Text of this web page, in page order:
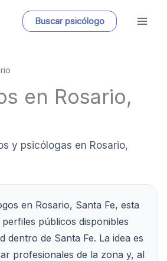
Buscar psicólogo
en Rosario,
y psicólogas en Rosario,
en Rosario, Santa Fe, esta
públicos disponibles
dentro de Santa Fe. La idea es
profesionales de la zona y, al